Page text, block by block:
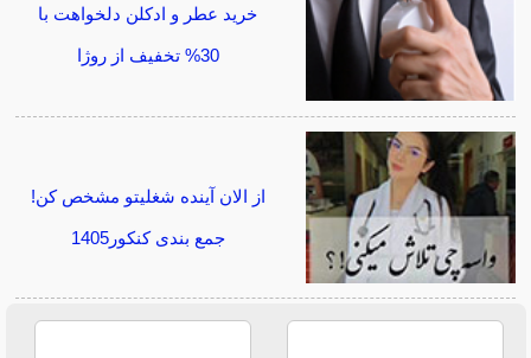
خرید عطر و ادکلن دلخواهت با
30% تخفیف از روژا
از الان آینده شغلیتو مشخص کن!
جمع بندی کنکور1405